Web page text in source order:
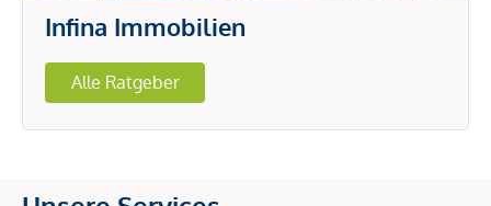
Infina Immobilien
Alle Ratgeber